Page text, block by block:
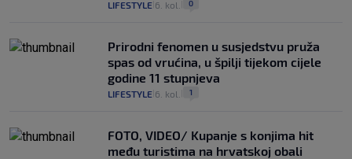
LIFESTYLE 6. kol. 0
Prirodni fenomen u susjedstvu pruža
spas od vrućina, u špilji tijekom cijele
godine 11 stupnjeva
LIFESTYLE 6. kol. 1
FOTO, VIDEO/ Kupanje s konjima hit
među turistima na hrvatskoj obali